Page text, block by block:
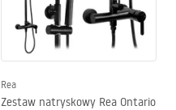
Rea
Zestaw natryskowy Rea Ontario